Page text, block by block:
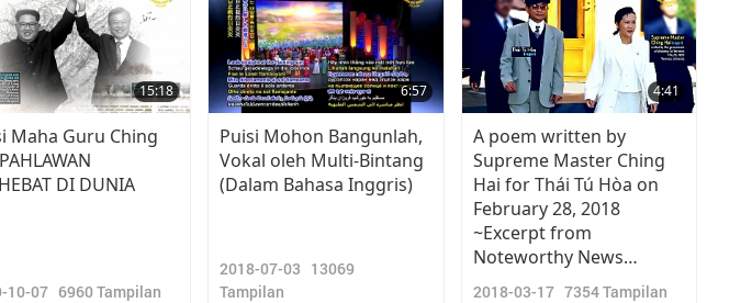
15:18
Maha Guru Ching
DI DUNIA
10-07 6960Tampilan
6:57
Puisi Mohon Bangunlah,
Vokal oleh Multi-Bintang
(Dalam Bahasa Inggris)
2018-07-03 13069
Tampilan
4:41
A poem written by
Supreme Master Ching
Hai for Thái Tú Hòa on
February 28, 2018
~Excerpt from
Noteworthy News
(March 17, 2018)
2018-03-17 7354Tampilan